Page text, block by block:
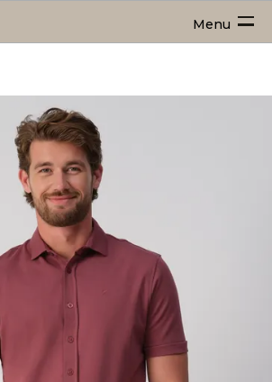
Menu